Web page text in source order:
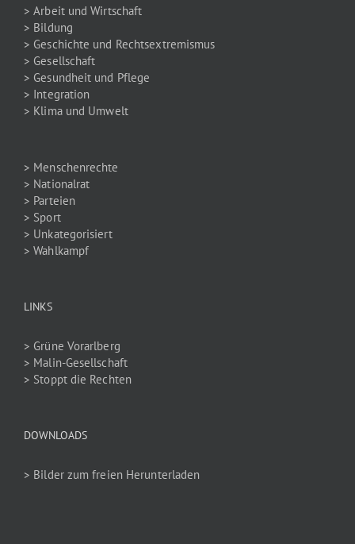
> Arbeit und Wirtschaft
> Bildung
> Geschichte und Rechtsextremismus
> Gesellschaft
> Gesundheit und Pflege
> Integration
> Klima und Umwelt
> Menschenrechte
> Nationalrat
> Parteien
> Sport
> Unkategorisiert
> Wahlkampf
LINKS
> Grüne Vorarlberg
> Malin-Gesellschaft
> Stoppt die Rechten
DOWNLOADS
> Bilder zum freien Herunterladen